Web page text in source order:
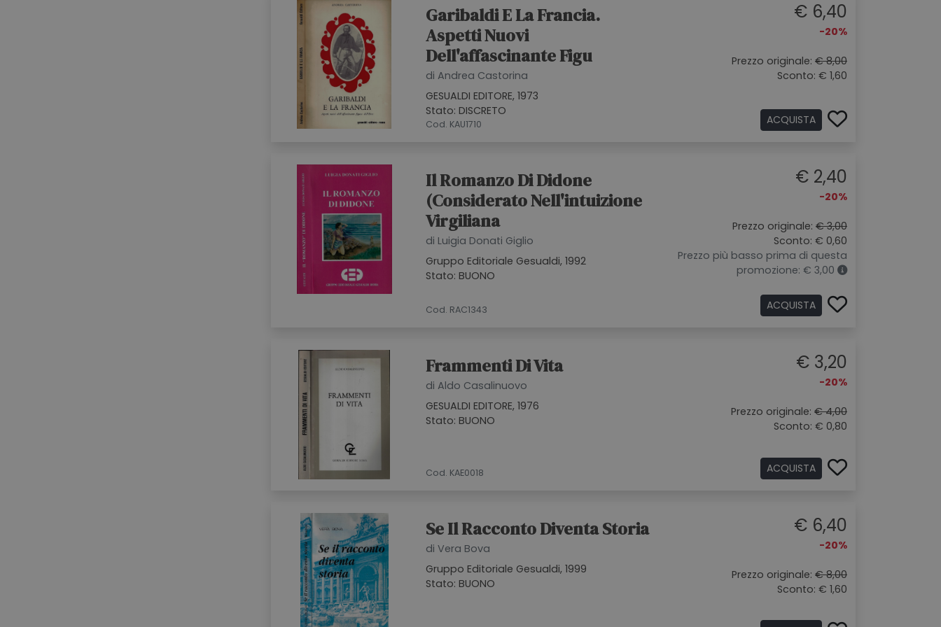
Garibaldi E La Francia.
Aspetti Nuovi
Dell'affascinante Figu
di Andrea Castorina
GESUALDI EDITORE, 1973
Stato: DISCRETO
Cod. KAU1710
€ 6,40
-20%
Prezzo originale: € 8,00
Sconto: € 1,60
ACQUISTA
Il Romanzo Di Didone
(considerato Nell'intuizione
Virgiliana
di Luigia Donati Giglio
Gruppo Editoriale Gesualdi, 1992
Stato: BUONO
Cod. RAC1343
€ 2,40
-20%
Prezzo originale: € 3,00
Sconto: € 0,60
Prezzo più basso prima di questa
promozione: € 3,00
ACQUISTA
Frammenti Di Vita
di Aldo Casalinuovo
GESUALDI EDITORE, 1976
Stato: BUONO
Cod. KAE0018
€ 3,20
-20%
Prezzo originale: € 4,00
Sconto: € 0,80
ACQUISTA
Se Il Racconto Diventa Storia
di Vera Bova
Gruppo Editoriale Gesualdi, 1999
Stato: BUONO
€ 6,40
-20%
Prezzo originale: € 8,00
Sconto: € 1,60